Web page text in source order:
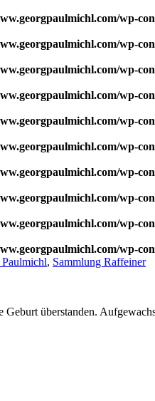
wp-
wp-
wp-
wp-
wp-
wp-
wp-
wp-
wp-
wp-
, Sammlung Raffeiner
überstanden.